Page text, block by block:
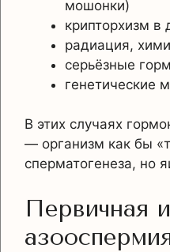
мошонки)
крипторхизм в
радиация,
серьёзные
генетические
В этих случаях
— организм как бы
сперматогенеза, но
Первичная